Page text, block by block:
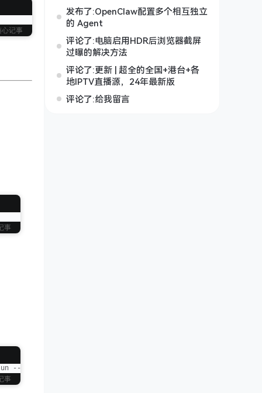
记事
事
cap-add NET_ADMIN -v
事
发布了:OpenClaw配置多个相互独立
的 Agent
评论了:电脑启用HDR后浏览器截屏
过曝的解决方法
评论了:更新 | 超全的全国+港台+各
地IPTV直播源，24年最新版
评论了:给我留言